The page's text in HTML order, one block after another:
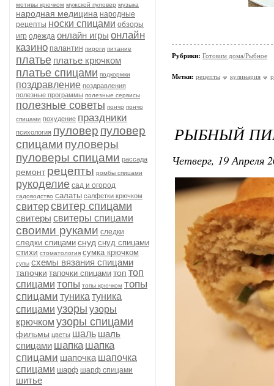
мотивы крючком мужской пуловер музыка
народная медицина народные
рецепты носки спицами обзоры
игр одежда онлайн игры онлайн
казино палантин пироги питание
платье платье крючком
платье спицами подкормки
поздравление поздравления
полезные программы полезные сервисы
полезные советы пончо пончо
спицами похудение праздники
психология пуловер пуловер
спицами пуловеры
пуловеры спицами рассада
ремонт рецепты ромбы спицами
рукоделие сад и огород
садоводство салаты салфетки крючком
свитерсвитер спицами
свитеры свитеры спицами
своими руками следки
следки спицами снуд снуд спицами
стихи стоматология сумка крючком
супы схемы вязания спицами
тапочки тапочки спицами топ топ
спицами топы топы крючком топы
спицами туника туника
спицами узоры узоры
крючком узоры спицами
фильмы цветы шаль шаль
спицами шапка шапка
спицами шапочка шапочка
спицами шарф шарф спицами
шитье
Рубрики: Готовим дома/Рыбное
Метки: рецепты кулинария
РЫБНЫЙ
Четверг, 19 Апреля